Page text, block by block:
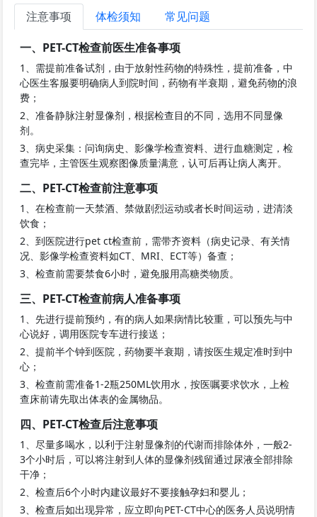
注意事项 体检须知
常见问题
一、PET-CT检查前医生准备事项
1、需提前准备试剂，由于放射性药物的特殊性，提前准备，中
心医生客服要明确病人到院时间，药物有半衰期，避免药物的浪
费；
2、准备静脉注射显像剂，根据检查目的不同，选用不同显像
剂。
3、病史采集：问询病史、影像学检查资料、进行血糖测定，检
查完毕，主管医生观察图像质量满意，认可后再让病人离开。
二、PET-CT检查前注意事项
1、在检查前一天禁酒、禁做剧烈运动或者长时间运动，进清淡
饮食；
2、到医院进行pet ct检查前，需带齐资料（病史记录、有关情
况、影像学检查资料如CT、MRI、ECT等）备查；
3、检查前需要禁食6小时，避免服用高糖类物质。
三、PET-CT检查前病人准备事项
1、先进行提前预约，有的病人如果病情比较重，可以预先与中
心说好，调用医院专车进行接送；
2、提前半个钟到医院，药物要半衰期，请按医生规定准时到中
心；
3、检查前需准备1-2瓶250ML饮用水，按医嘱要求饮水，上检
查床前请先取出体表的金属物品。
四、PET-CT检查后注意事项
1、尽量多喝水，以利于注射显像剂的代谢而排除体外，一般2-
3个小时后，可以将注射到人体的显像剂残留通过尿液全部排除
干净；
2、检查后6个小时内建议最好不要接触孕妇和婴儿；
3、检查后如出现异常，应立即向PET-CT中心的医务人员说明情